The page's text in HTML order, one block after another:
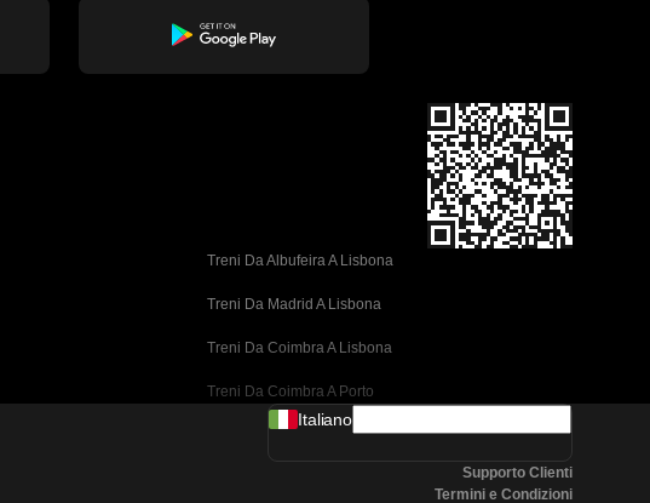
Treni Da Albufeira A Lisbona
Treni Da Madrid A Lisbona
Treni Da Coimbra A Lisbona
Treni Da Coimbra A Porto
Treni Da Valencia A Barcellona
Italiano
Supporto Clienti
Termini e Condizioni